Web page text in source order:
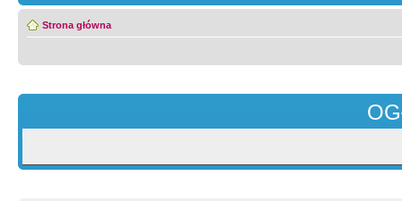
Strona główna